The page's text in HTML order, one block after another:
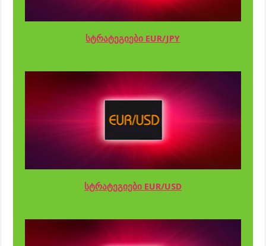
სტრატეგიები EUR/JPY
სტრატეგიები EUR/USD